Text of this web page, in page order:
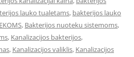
lauko tualetams, bakterijos lauko
, Bakterijos nuoteku sistemoms,
, Kanalizacijos bakterijos,
, Kanalizacijos valiklis, Kanalizacijos